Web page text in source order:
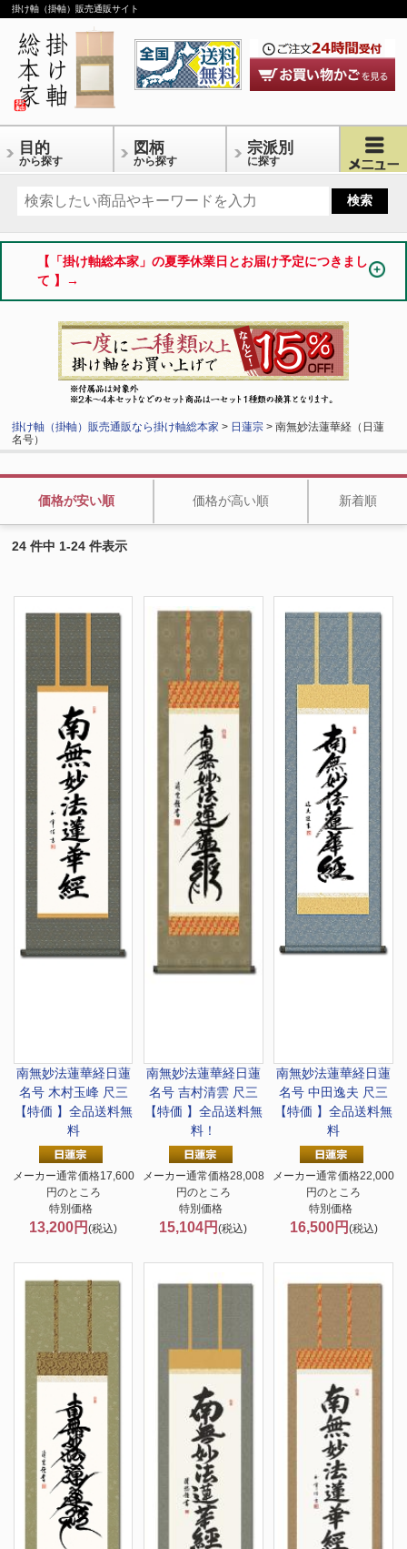
掛け軸（掛軸）販売通販サイト
目的
から探す
図柄
から探す
宗派別
に探す
【「掛け軸総本家」の夏季休業日とお届け予定につきまし
て 】→
掛け軸（掛軸）販売通販なら掛け軸総本家 > 日蓮宗 > 南無妙法蓮華経（日蓮
名号）
価格が安い順 価格が高い順 新着順
24 件中 1-24 件表示
南無妙法蓮華経日蓮
名号 木村玉峰 尺三
【特価 】全品送料無
料
メーカー通常価格17,600
円のところ
特別価格
13,200円(税込)
南無妙法蓮華経日蓮
名号 吉村清雲 尺三
【特価 】全品送料無
料！
メーカー通常価格28,008
円のところ
特別価格
15,104円(税込)
南無妙法蓮華経日蓮
名号 中田逸夫 尺三
【特価 】全品送料無
料
メーカー通常価格22,000
円のところ
特別価格
16,500円 (税込)